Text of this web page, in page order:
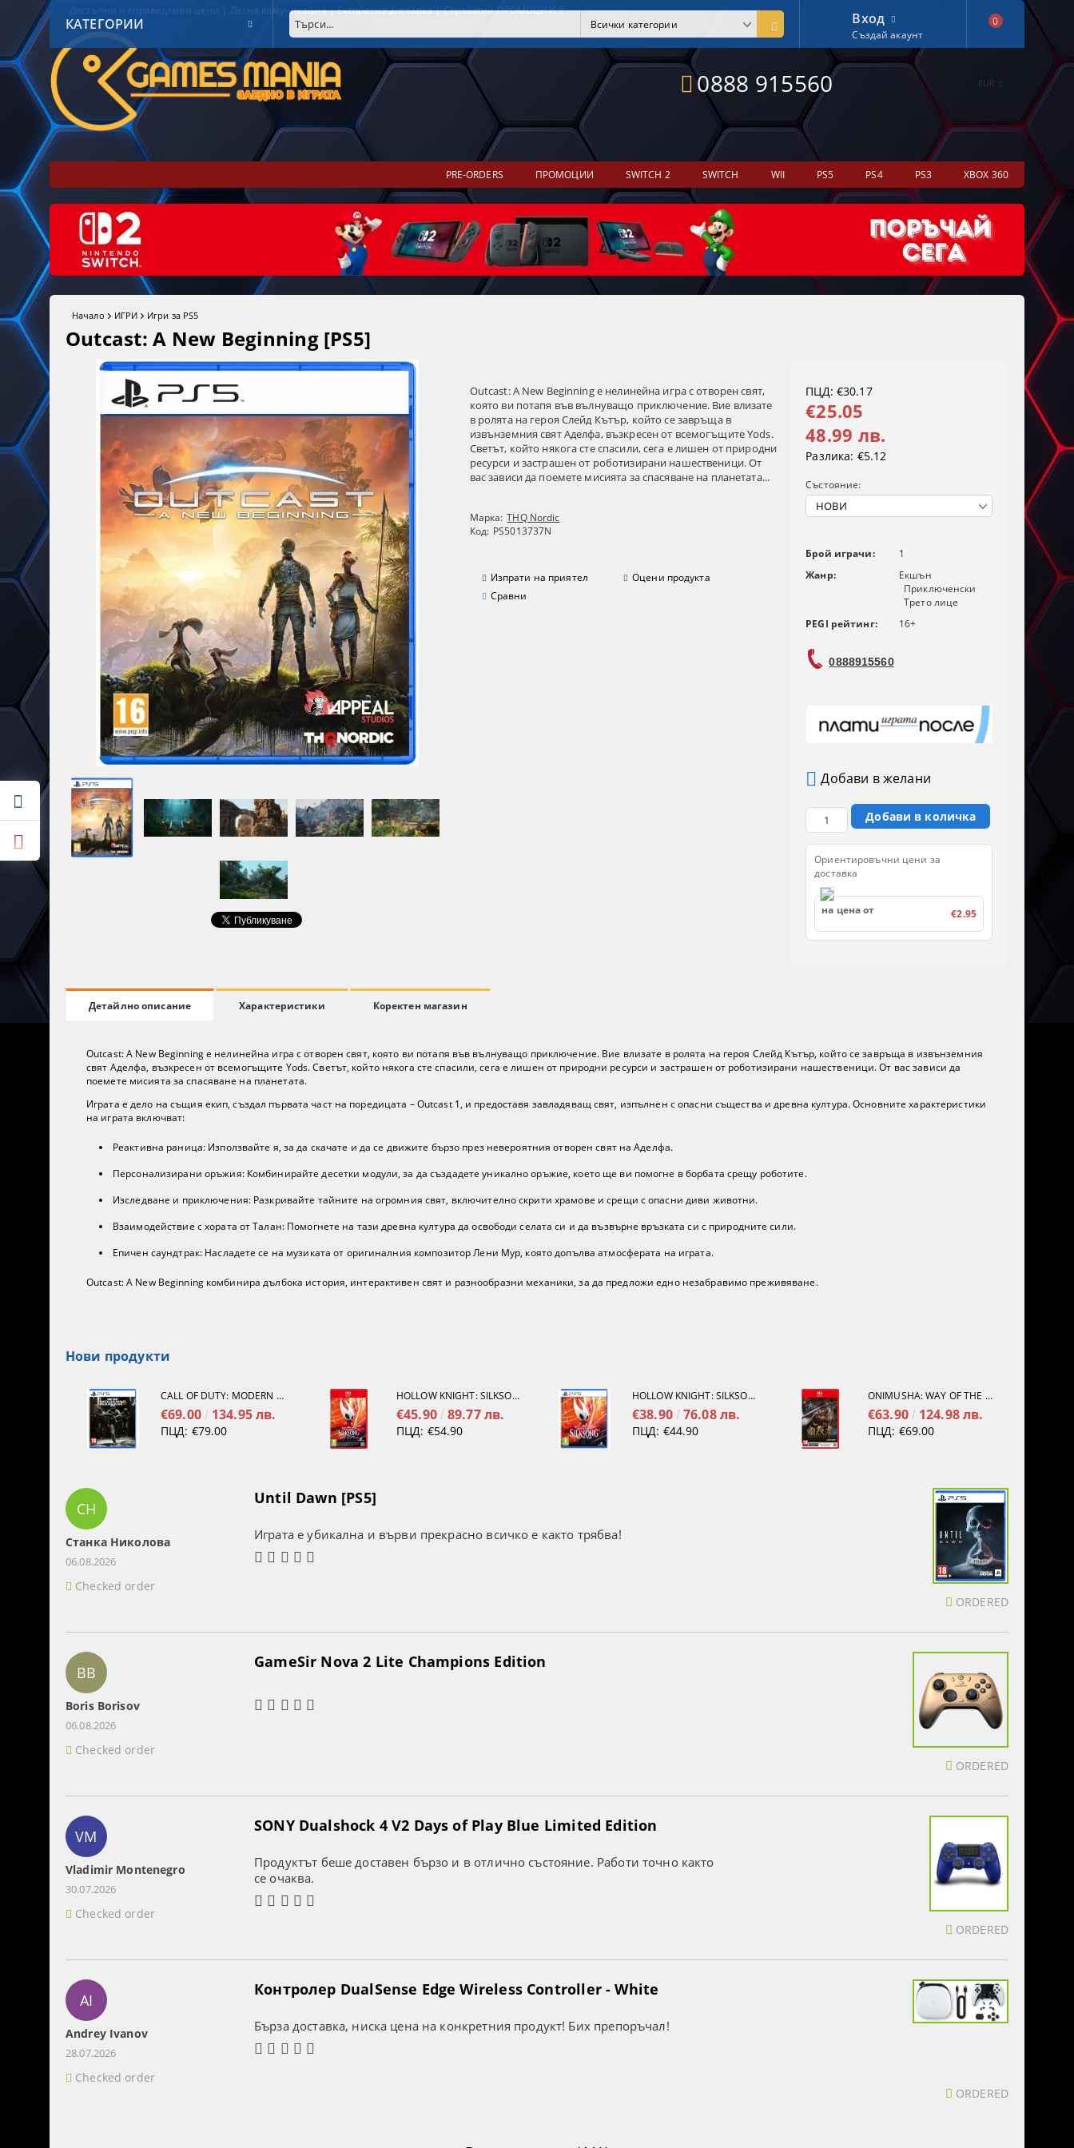
Достъпни и справедливи цени | Лесна комуникация | Експресна доставка | Страхотни ПРОМОЦИИ !!!
0888 915560 EUR
КАТЕГОРИИ Вход
Създай акаунт
0
PRE-ORDERS ПРОМОЦИИ SWITCH 2 SWITCH WII PS5 PS4 PS3 XBOX 360
Начало ИГРИ Игри за PS5
Outcast: A New Beginning [PS5]
Outcast: A New Beginning е нелинейна игра с отворен свят,
която ви потапя във вълнуващо приключение. Вие влизате
в ролята на героя Слейд Кътър, който се завръща в
извънземния свят Аделфа, възкресен от всемогъщите Yods.
Светът, който някога сте спасили, сега е лишен от природни
ресурси и застрашен от роботизирани нашественици. От
вас зависи да поемете мисията за спасяване на планетата...
Марка: THQ Nordic
Код: PS5013737N
Изпрати на приятел
Оцени продукта
Сравни
ПЦД: €30.17
€25.05
48.99 лв.
Разлика: €5.12
Състояние:
Брой играчи:
1
Жанр:
Екшън
Приключенски
Трето лице
PEGI рейтинг:
16+
0888915560
Добави в желани
Ориентировъчни цени за
доставка
на цена от €2.95
Детайлно описание Характеристики Коректен магазин
Outcast: A New Beginning е нелинейна игра с отворен свят, която ви потапя във вълнуващо приключение. Вие влизате в ролята на героя Слейд Кътър, който се завръща в извънземния
свят Аделфа, възкресен от всемогъщите Yods. Светът, който някога сте спасили, сега е лишен от природни ресурси и застрашен от роботизирани нашественици. От вас зависи да
поемете мисията за спасяване на планетата.
Играта е дело на същия екип, създал първата част на поредицата – Outcast 1, и предоставя завладяващ свят, изпълнен с опасни същества и древна култура. Основните характеристики
на играта включват:
Реактивна раница: Използвайте я, за да скачате и да се движите бързо през невероятния отворен свят на Аделфа.
Персонализирани оръжия: Комбинирайте десетки модули, за да създадете уникално оръжие, което ще ви помогне в борбата срещу роботите.
Изследване и приключения: Разкривайте тайните на огромния свят, включително скрити храмове и срещи с опасни диви животни.
Взаимодействие с хората от Талан: Помогнете на тази древна култура да освободи селата си и да възвърне връзката си с природните сили.
Епичен саундтрак: Насладете се на музиката от оригиналния композитор Лени Мур, която допълва атмосферата на играта.
Outcast: A New Beginning комбинира дълбока история, интерактивен свят и разнообразни механики, за да предложи едно незабравимо преживяване.
Нови продукти
CALL OF DUTY: MODERN WARFARE 4[PS5]
€69.00 134.95 лв.
ПЦД: €79.00
HOLLOW KNIGHT: SILKSONG [NINTENDO SWITCH 2]
€45.90 89.77 лв.
ПЦД: €54.90
HOLLOW KNIGHT: SILKSONG [PS5]
€38.90 76.08 лв.
ПЦД: €44.90
ONIMUSHA: WAY OF THE SWORD [NINTENDO SWITCH 2]
€63.90 124.98 лв.
ПЦД: €69.00
СН
Станка Николова
06.08.2026
Checked order
Until Dawn [PS5]
Играта е убикална и върви прекрасно всичко е както трябва!
ORDERED
BB
Boris Borisov
06.08.2026
Checked order
GameSir Nova 2 Lite Champions Edition
ORDERED
VM
Vladimir Montenegro
30.07.2026
Checked order
SONY Dualshock 4 V2 Days of Play Blue Limited Edition
Продуктът беше доставен бързо и в отлично състояние. Работи точно както
се очаква.
ORDERED
AI
Andrey Ivanov
28.07.2026
Checked order
Контролер DualSense Edge Wireless Controller - White
Бърза доставка, ниска цена на конкретния продукт! Бих препоръчал!
ORDERED